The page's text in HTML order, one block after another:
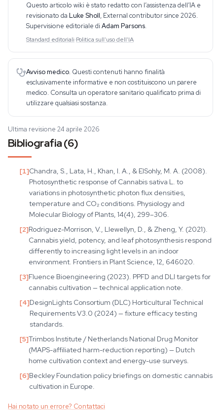
diretta di coltivazione
Questo articolo wiki è stato redatto con l’assistenza dell’IA e
revisionato da Luke Sholl, External contributor since 2026.
Supervisione editoriale di Adam Parsons.
Standard editoriali·Politica sull'uso dell'IA
Avviso medico. Questi contenuti hanno finalità
esclusivamente informative e non costituiscono un parere
medico. Consulta un operatore sanitario qualificato prima di
utilizzare qualsiasi sostanza.
Ultima revisione 24 aprile 2026
Bibliografia (6)
[1]Chandra, S., Lata, H., Khan, I. A., & ElSohly, M. A. (2008).
Photosynthetic response of Cannabis sativa L. to
variations in photosynthetic photon flux densities,
temperature and CO₂ conditions. Physiology and
Molecular Biology of Plants, 14(4), 299–306.
[2]Rodriguez-Morrison, V., Llewellyn, D., & Zheng, Y. (2021).
Cannabis yield, potency, and leaf photosynthesis respond
differently to increasing light levels in an indoor
environment. Frontiers in Plant Science, 12, 646020.
[3]Fluence Bioengineering (2023). PPFD and DLI targets for
cannabis cultivation — technical application note.
[4]DesignLights Consortium (DLC) Horticultural Technical
Requirements V3.0 (2024) — fixture efficacy testing
standards.
[5]Trimbos Institute / Netherlands National Drug Monitor
(MAPS-affiliated harm-reduction reporting) — Dutch
home cultivation context and energy-use surveys.
[6]Beckley Foundation policy briefings on domestic cannabis
cultivation in Europe.
Hai notato un errore? Contattaci